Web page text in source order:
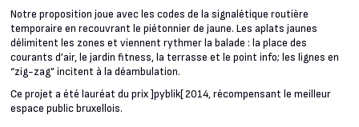
Notre proposition joue avec les codes de la signalétique routière
temporaire en recouvrant le piétonnier de jaune. Les aplats jaunes
délimitent les zones et viennent rythmer la balade : la place des
courants d’air, le jardin fitness, la terrasse et le point info; les lignes en
“zig-zag” incitent à la déambulation.
Ce projet a été lauréat du prix ]pyblik[ 2014, récompensant le meilleur
espace public bruxellois.